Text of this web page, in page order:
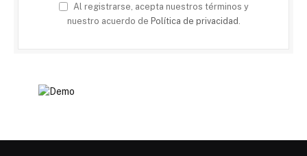
Al registrarse, acepta nuestros términos y
nuestro acuerdo de Política de privacidad